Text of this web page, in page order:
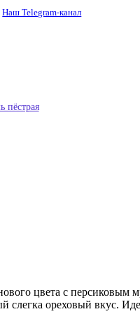
Наш Telegram-канал
пёстрая
цвета с
слегка ореховый вкус.